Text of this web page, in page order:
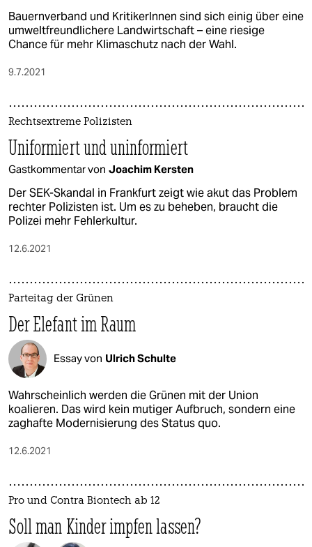
Bauernverband und KritikerInnen sind sich einig über eine
umweltfreundlichere Landwirtschaft – eine riesige
Chance für mehr Klimaschutz nach der Wahl.
9.7.2021
Rechtsextreme Polizisten
Uniformiert und uninformiert
Gastkommentar von Joachim Kersten
Der SEK-Skandal in Frankfurt zeigt wie akut das Problem
rechter Polizisten ist. Um es zu beheben, braucht die
Polizei mehr Fehlerkultur.
12.6.2021
Parteitag der Grünen
Der Elefant im Raum
Essay von Ulrich Schulte
Wahrscheinlich werden die Grünen mit der Union
koalieren. Das wird kein mutiger Aufbruch, sondern eine
zaghafte Modernisierung des Status quo.
12.6.2021
Pro und Contra Biontech ab 12
Soll man Kinder impfen lassen?